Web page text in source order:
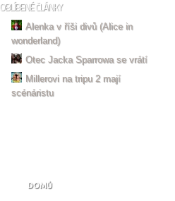
OBLÍBENÉ ČLÁNKY
Alenka v říši divů (Alice in
wonderland)
Otec Jacka Sparrowa se vrátí
Millerovi na tripu 2 mají
scénáristu
DOMŮ